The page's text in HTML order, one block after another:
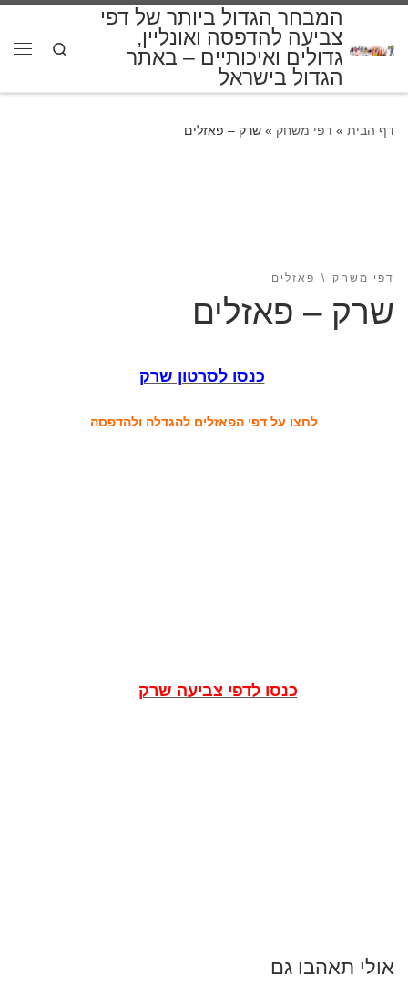
המבחר הגדול ביותר של דפי
צביעה להדפסה ואונליין,
גדולים ואיכותיים – באתר
הגדול בישראל
Search
דף הבית » דפי משחק » שרק – פאזלים
דפי משחק פאזלים
שרק – פאזלים
כנסו לסרטון שרק
לחצו על דפי הפאזלים להגדלה ולהדפסה
כנסו לדפי צביעה שרק
אולי תאהבו גם